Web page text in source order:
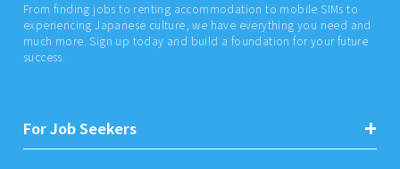
From finding jobs to renting accommodation to mobile SIMs to
experiencing Japanese culture, we have everything you need and
much more. Sign up today and build a foundation for your future
success.
For Job Seekers